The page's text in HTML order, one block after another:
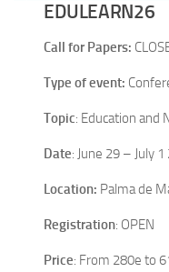
EDULEARN26
Call for Papers:
Type of event:
Topic: Education and
Date: June 29 – July
Location: Palma de
Registration: OPEN
Price: From 280e to